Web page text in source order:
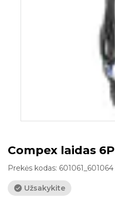
Compex laidas 6P
Prekės kodas: 601061_601064
Užsakykite